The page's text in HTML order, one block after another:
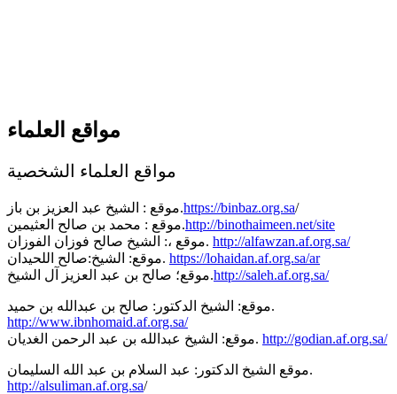
مواقع العلماء
مواقع العلماء الشخصية
موقع : الشيخ عبد العزيز بن باز.https://binbaz.org.sa/
موقع : محمد بن صالح العثيمين.http://binothaimeen.net/site
موقع ،: الشيخ صالح فوزان الفوزان. http://alfawzan.af.org.sa/
موقع: الشيخ:صالح اللحيدان. https://lohaidan.af.org.sa/ar
موقع؛ صالح بن عبد العزيز آل الشيخ.http://saleh.af.org.sa/
موقع: الشيخ الدكتور: صالح بن عبدالله بن حميد.
http://www.ibnhomaid.af.org.sa/
موقع: الشيخ عبدالله بن عبد الرحمن الغديان. http://godian.af.org.sa/
موقع الشيخ الدكتور: عبد السلام بن عبد الله السليمان.
http://alsuliman.af.org.sa/